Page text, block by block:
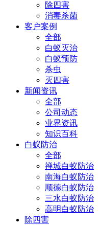
除四害
消毒杀菌
客户案例
全部
白蚁灭治
白蚁预防
杀虫
灭四害
新闻资讯
全部
公司动态
业界资讯
知识百科
白蚁防治
全部
禅城白蚁防治
南海白蚁防治
顺德白蚁防治
三水白蚁防治
高明白蚁防治
除四害